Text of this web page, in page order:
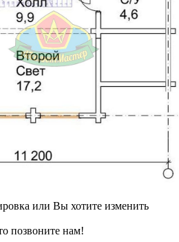
или Вы хотите изменить
позвоните нам!